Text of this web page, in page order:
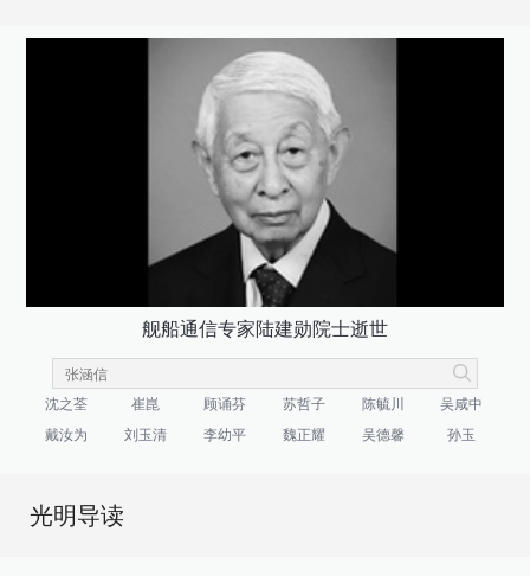
舰船通信专家陆建勋院士逝世
沈之荃 崔崑 顾诵芬 苏哲子 陈毓川
吴咸中
戴汝为
刘玉清 李幼平 魏正耀 吴德馨 孙玉
光明导读